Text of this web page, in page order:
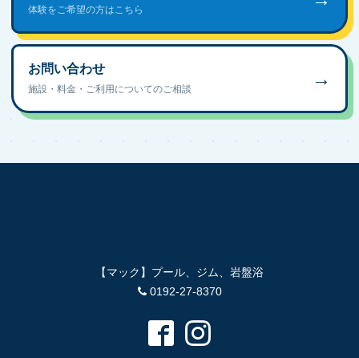
体験をご希望の方はこちら
お問い合わせ
施設・料金・ご利用についてのご相談 →
【マック】プール、ジム、岩盤浴
0192-27-8370